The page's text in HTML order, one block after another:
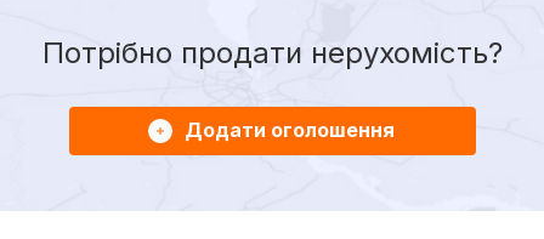
Потрібно продати нерухомість?
Додати оголошення